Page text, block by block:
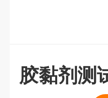
胶黏剂测